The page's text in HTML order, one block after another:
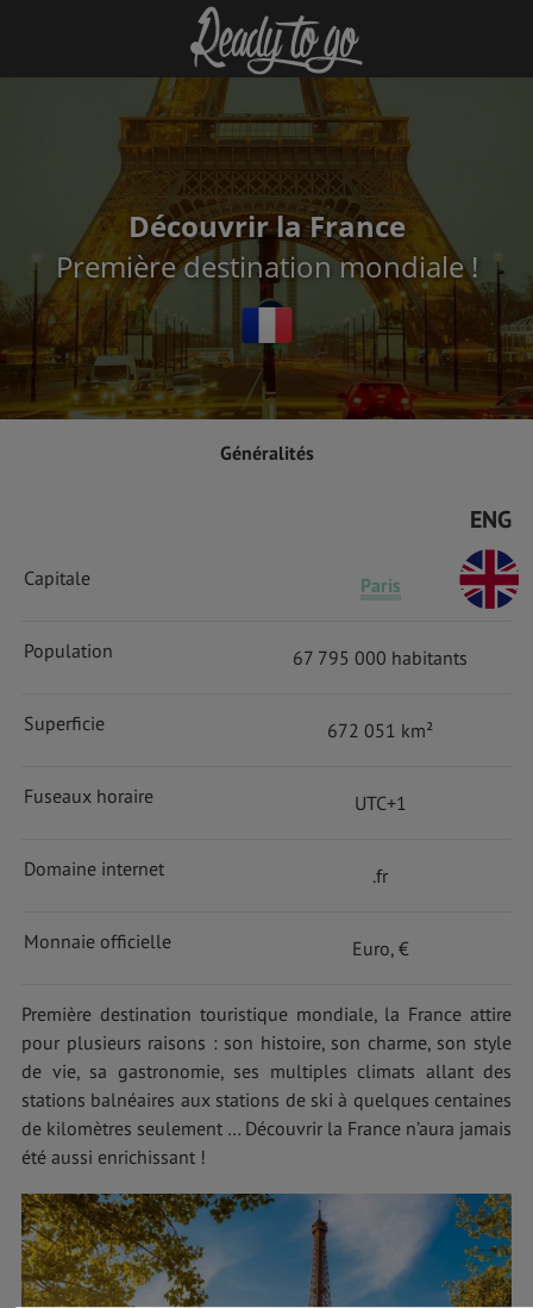
Découvrir la France
Première destination mondiale !
Généralités
ENG
Capitale Paris
Population 67 795 000 habitants
Superficie 672 051 km²
Fuseaux horaire UTC+1
Domaine internet .fr
Monnaie officielle Euro, €
Première destination touristique mondiale, la France attire
pour plusieurs raisons : son histoire, son charme, son style
de vie, sa gastronomie, ses multiples climats allant des
stations balnéaires aux stations de ski à quelques centaines
de kilomètres seulement … Découvrir la France n’aura jamais
été aussi enrichissant !